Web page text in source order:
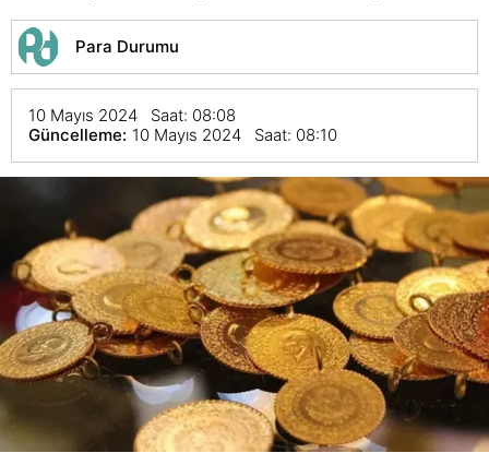
Para Durumu
10 Mayıs 2024 Saat: 08:08
Güncelleme: 10 Mayıs 2024 Saat: 08:10